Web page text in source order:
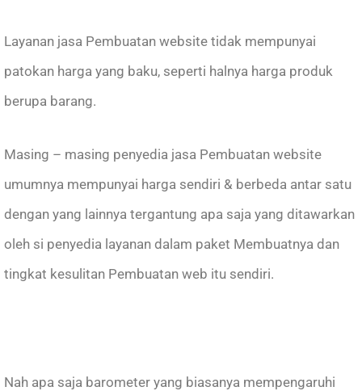
Layanan jasa Pembuatan website tidak mempunyai
patokan harga yang baku, seperti halnya harga produk
berupa barang.
Masing – masing penyedia jasa Pembuatan website
umumnya mempunyai harga sendiri & berbeda antar satu
dengan yang lainnya tergantung apa saja yang ditawarkan
oleh si penyedia layanan dalam paket Membuatnya dan
tingkat kesulitan Pembuatan web itu sendiri.
Nah apa saja barometer yang biasanya mempengaruhi